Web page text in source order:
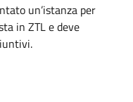
un’istanza per
in ZTL e deve